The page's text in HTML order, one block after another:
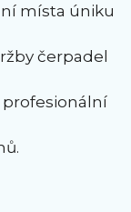
místa úniku
čerpadel
profesionální